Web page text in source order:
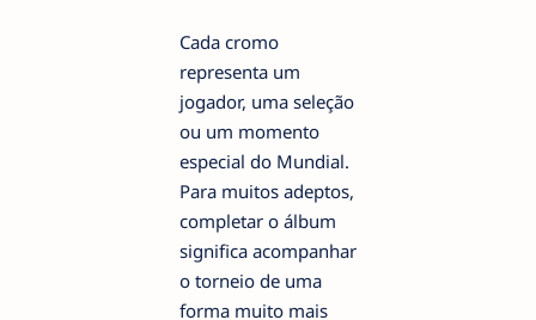
Cada cromo
representa um
jogador, uma seleção
ou um momento
especial do Mundial.
Para muitos adeptos,
completar o álbum
significa acompanhar
o torneio de uma
forma muito mais